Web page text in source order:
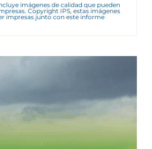
imágenes de calidad que pueden
Copyright IPS, estas imágenes
impresas junto con este informe